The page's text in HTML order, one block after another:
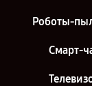
Роботы-
Смарт-